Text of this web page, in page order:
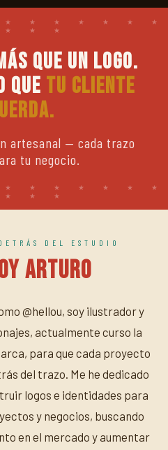
que un logo.
que tu cliente
artesanal — cada trazo
tu negocio.
DEL ESTUDIO
Arturo
@hellou, soy ilustrador y
actualmente curso la
para que cada proyecto
del trazo. Me he dedicado
logos e identidades para
y negocios, buscando
en el mercado y aumentar